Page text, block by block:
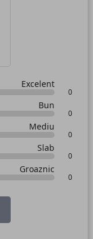
Excelent
0
Bun
0
Mediu
0
Slab
0
Groaznic
0